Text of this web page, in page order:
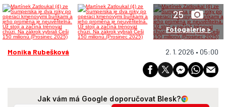
25
Fotogalerie >
Monika Rubešková 2. 1. 2026 • 05:00
Jak vám má Google doporučovat Blesk?